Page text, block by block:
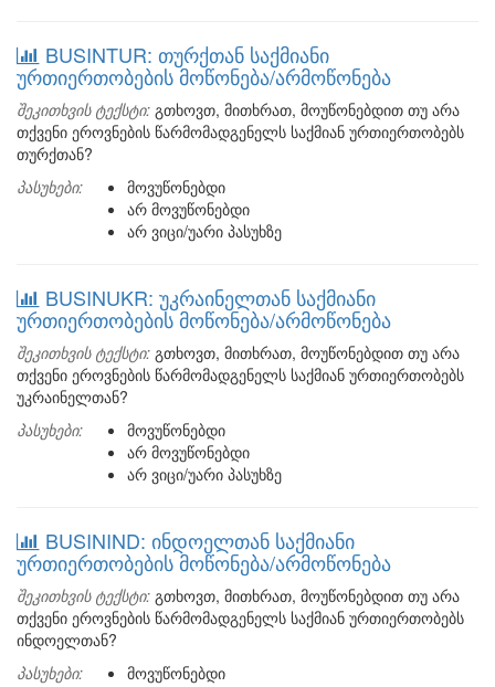
BUSINTUR: თურქთან საქმიანი
ურთიერთობების მოწონება/არმოწონება
შეკითხვის ტექსტი: გთხოვთ, მითხრათ, მოუწონებდით თუ არა
თქვენი ეროვნების წარმომადგენელს საქმიან ურთიერთობებს
თურქთან?
პასუხები:
მოვუწონებდი
არ მოვუწონებდი
არ ვიცი/უარი პასუხზე
BUSINUKR: უკრაინელთან საქმიანი
ურთიერთობების მოწონება/არმოწონება
შეკითხვის ტექსტი: გთხოვთ, მითხრათ, მოუწონებდით თუ არა
თქვენი ეროვნების წარმომადგენელს საქმიან ურთიერთობებს
უკრაინელთან?
პასუხები:
მოვუწონებდი
არ მოვუწონებდი
არ ვიცი/უარი პასუხზე
BUSININD: ინდოელთან საქმიანი
ურთიერთობების მოწონება/არმოწონება
შეკითხვის ტექსტი: გთხოვთ, მითხრათ, მოუწონებდით თუ არა
თქვენი ეროვნების წარმომადგენელს საქმიან ურთიერთობებს
ინდოელთან?
პასუხები:
მოვუწონებდი